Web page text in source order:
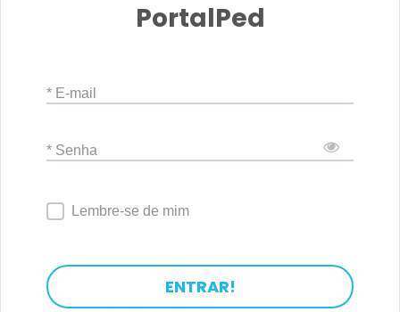
PortalPed
* E-mail
* Senha
Lembre-se de mim
ENTRAR!